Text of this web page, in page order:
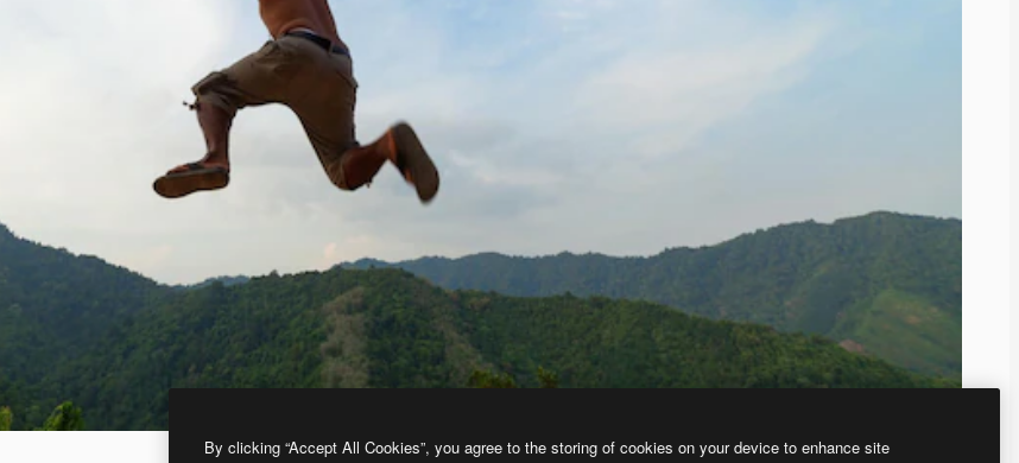
By clicking “Accept All Cookies”, you agree to the storing of cookies on your device to enhance site